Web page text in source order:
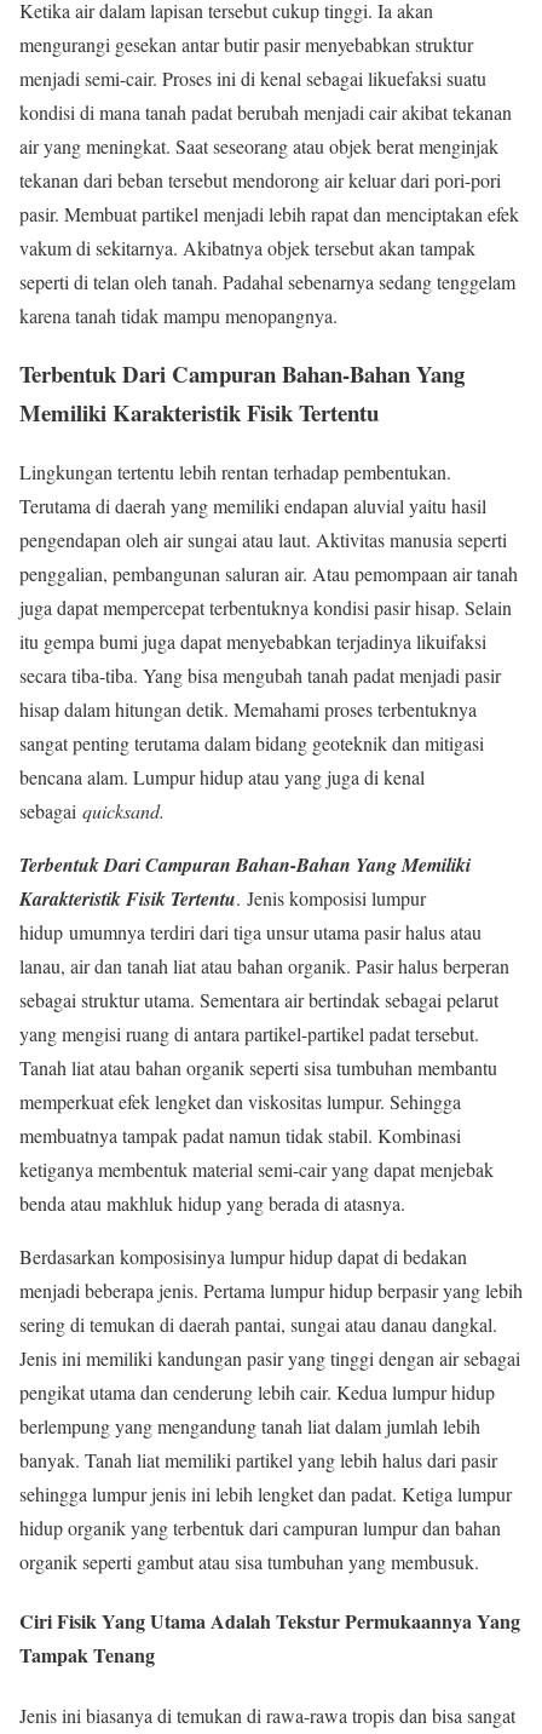
Ketika air dalam lapisan tersebut cukup tinggi. Ia akan
mengurangi gesekan antar butir pasir menyebabkan struktur
menjadi semi-cair. Proses ini di kenal sebagai likuefaksi suatu
kondisi di mana tanah padat berubah menjadi cair akibat tekanan
air yang meningkat. Saat seseorang atau objek berat menginjak
tekanan dari beban tersebut mendorong air keluar dari pori-pori
pasir. Membuat partikel menjadi lebih rapat dan menciptakan efek
vakum di sekitarnya. Akibatnya objek tersebut akan tampak
seperti di telan oleh tanah. Padahal sebenarnya sedang tenggelam
karena tanah tidak mampu menopangnya.
Terbentuk Dari Campuran Bahan-Bahan Yang
Memiliki Karakteristik Fisik Tertentu
Lingkungan tertentu lebih rentan terhadap pembentukan.
Terutama di daerah yang memiliki endapan aluvial yaitu hasil
pengendapan oleh air sungai atau laut. Aktivitas manusia seperti
penggalian, pembangunan saluran air. Atau pemompaan air tanah
juga dapat mempercepat terbentuknya kondisi pasir hisap. Selain
itu gempa bumi juga dapat menyebabkan terjadinya likuifaksi
secara tiba-tiba. Yang bisa mengubah tanah padat menjadi pasir
hisap dalam hitungan detik. Memahami proses terbentuknya
sangat penting terutama dalam bidang geoteknik dan mitigasi
bencana alam. Lumpur hidup atau yang juga di kenal
sebagai quicksand.
Terbentuk Dari Campuran Bahan-Bahan Yang Memiliki
Karakteristik Fisik Tertentu. Jenis komposisi lumpur
hidup umumnya terdiri dari tiga unsur utama pasir halus atau
lanau, air dan tanah liat atau bahan organik. Pasir halus berperan
sebagai struktur utama. Sementara air bertindak sebagai pelarut
yang mengisi ruang di antara partikel-partikel padat tersebut.
Tanah liat atau bahan organik seperti sisa tumbuhan membantu
memperkuat efek lengket dan viskositas lumpur. Sehingga
membuatnya tampak padat namun tidak stabil. Kombinasi
ketiganya membentuk material semi-cair yang dapat menjebak
benda atau makhluk hidup yang berada di atasnya.
Berdasarkan komposisinya lumpur hidup dapat di bedakan
menjadi beberapa jenis. Pertama lumpur hidup berpasir yang lebih
sering di temukan di daerah pantai, sungai atau danau dangkal.
Jenis ini memiliki kandungan pasir yang tinggi dengan air sebagai
pengikat utama dan cenderung lebih cair. Kedua lumpur hidup
berlempung yang mengandung tanah liat dalam jumlah lebih
banyak. Tanah liat memiliki partikel yang lebih halus dari pasir
sehingga lumpur jenis ini lebih lengket dan padat. Ketiga lumpur
hidup organik yang terbentuk dari campuran lumpur dan bahan
organik seperti gambut atau sisa tumbuhan yang membusuk.
Ciri FisikYang Utama Adalah Tekstur Permukaannya Yang
Tampak Tenang
Jenis ini biasanya di temukan di rawa-rawa tropis dan bisa sangat